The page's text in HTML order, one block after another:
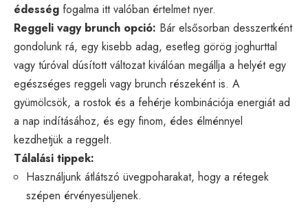
édesség fogalma itt valóban értelmet nyer.
Reggeli vagy brunch opció: Bár elsősorban desszertként
gondolunk rá, egy kisebb adag, esetleg görög joghurttal
vagy túróval dúsított változat kiválóan megállja a helyét egy
egészséges reggeli vagy brunch részeként is. A
gyümölcsök, a rostok és a fehérje kombinációja energiát ad
a nap indításához, és egy finom, édes élménnyel
kezdhetjük a reggelt.
Tálalási tippek:
Használjunk átlátszó üvegpoharakat, hogy a rétegek
szépen érvényesüljenek.